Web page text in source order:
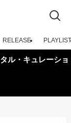
RELEASE PLAYLIST
ル・キュレーショ